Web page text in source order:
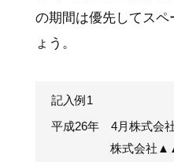
の期間は優先してス
ょう。
記入例1
平成26年 4月株式会
株式会社▲▲▲▲